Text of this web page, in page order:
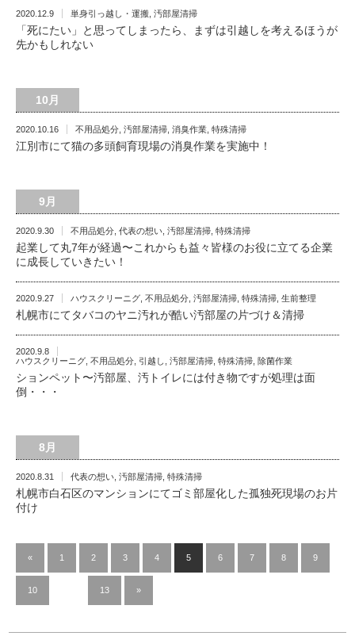
2020.12.9 単身引っ越し・運搬 汚部屋清掃
「死にたい」と思ってしまったら、まずは引越しを考えるほうが
先かもしれない
10月
2020.10.16 不用品処分 汚部屋清掃 消臭作業 特殊清掃
江別市にて猫の多頭飼育現場の消臭作業を実施中！
9月
2020.9.30 不用品処分 代表の想い 汚部屋清掃 特殊清掃
起業して丸7年が経過〜これからも益々皆様のお役に立てる企業
に成長していきたい！
2020.9.27 ハウスクリーニグ 不用品処分 汚部屋清掃 特殊清掃 生前整理
札幌市にてタバコのヤニ汚れが酷い汚部屋の片づけ＆清掃
2020.9.8
ハウスクリーニグ 不用品処分 引越し 汚部屋清掃 特殊清掃 除菌作業
ションペット〜汚部屋、汚トイレには付き物ですが処理は面
倒・・・
8月
2020.8.31 代表の想い 汚部屋清掃 特殊清掃
札幌市白石区のマンションにてゴミ部屋化した孤独死現場のお片
付け
« 1 2 3 4 5 6 7 8 9
10 13 »